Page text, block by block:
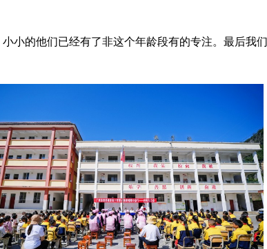
小的他们已经有了非这个年龄段有的专注。最后我